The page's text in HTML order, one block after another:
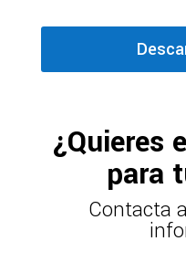
¿Quieres
para
Contacta